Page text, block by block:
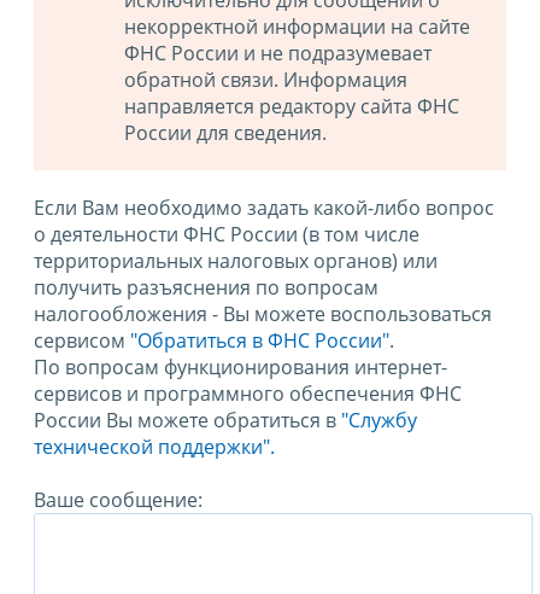
некорректной информации на сайте
ФНС России и не подразумевает
обратной связи. Информация
направляется редактору сайта ФНС
России для сведения.
Если Вам необходимо задать какой-либо вопрос
о деятельности ФНС России (в том числе
территориальных налоговых органов) или
получить разъяснения по вопросам
налогообложения - Вы можете воспользоваться
сервисом "Обратиться в ФНС России".
По вопросам функционирования интернет-
сервисов и программного обеспечения ФНС
России Вы можете обратиться в "Службу
технической поддержки".
Ваше сообщение: